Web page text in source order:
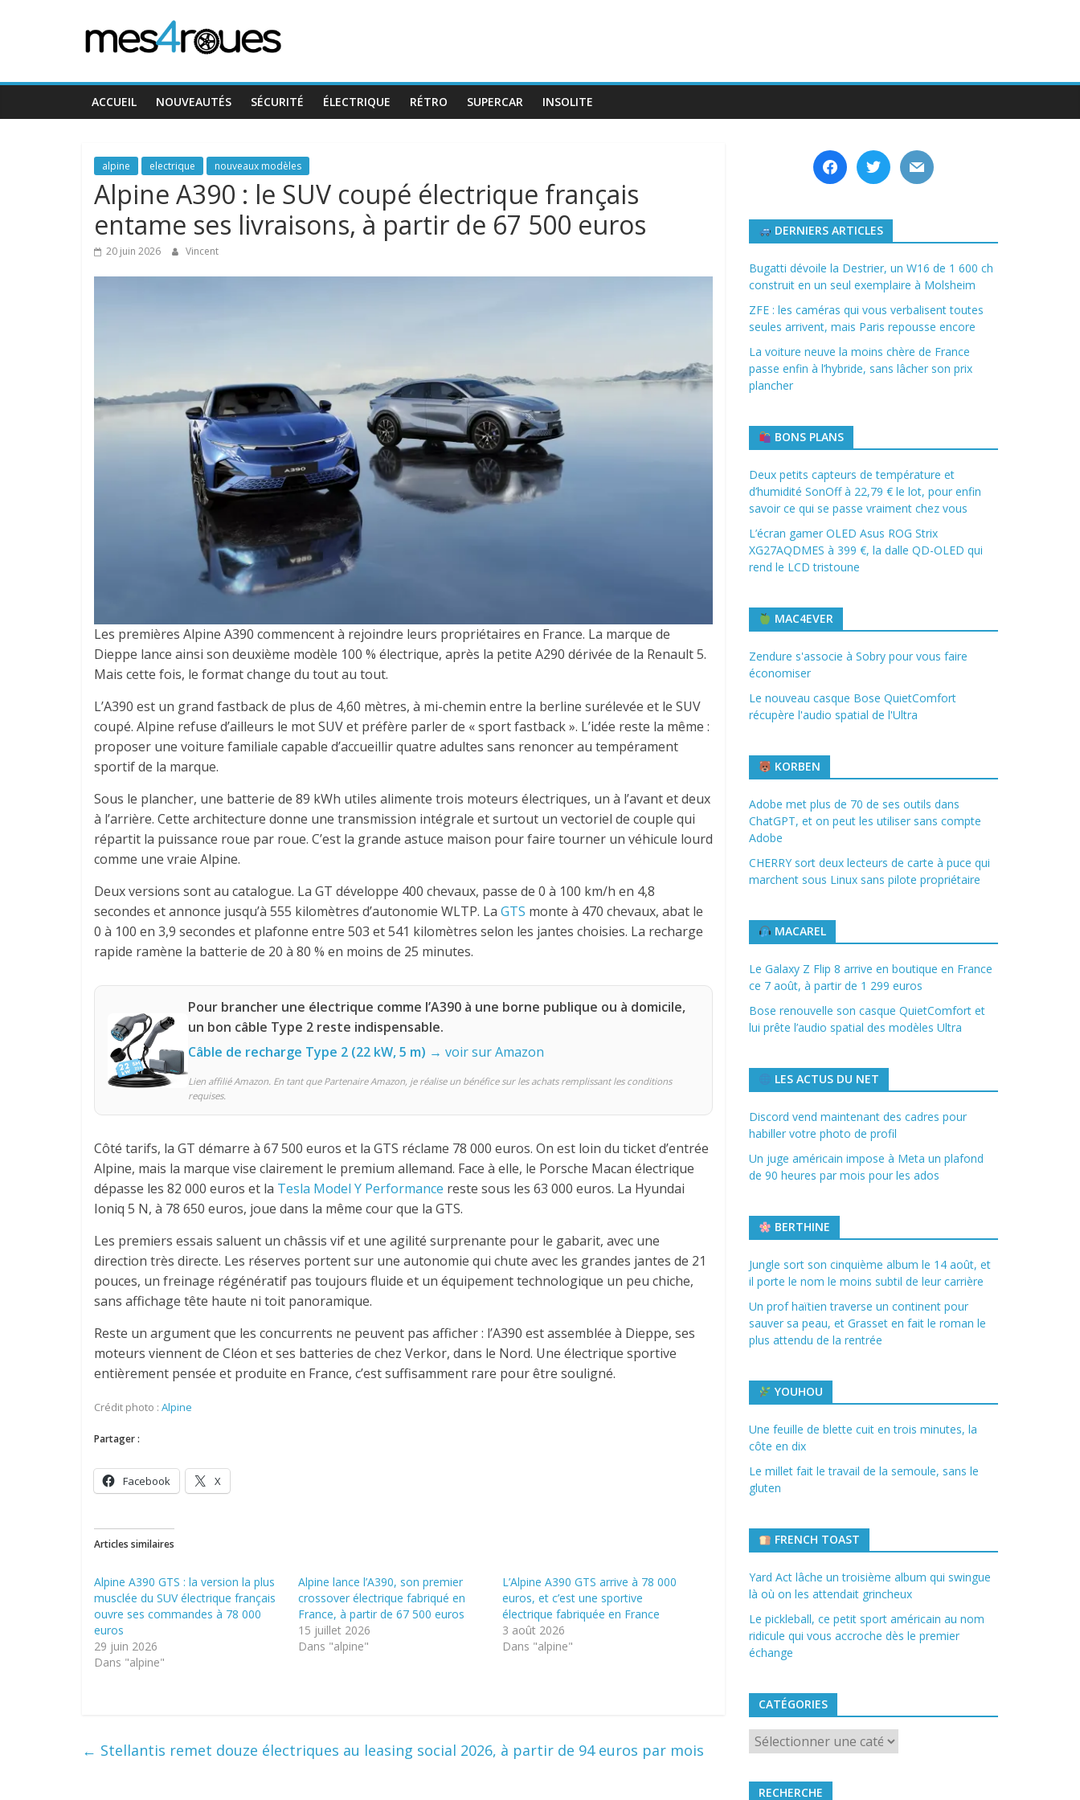
Mes4Roues
ACCUEIL NOUVEAUTÉS SÉCURITÉ ÉLECTRIQUE RÉTRO SUPERCAR INSOLITE
alpine electrique nouveaux modèles
Alpine A390 : le SUV coupé électrique français
entame ses livraisons, à partir de 67 500 euros
20 juin 2026 Vincent
Les premières Alpine A390 commencent à rejoindre leurs propriétaires en France. La marque de
Dieppe lance ainsi son deuxième modèle 100 % électrique, après la petite A290 dérivée de la Renault 5.
Mais cette fois, le format change du tout au tout.
L’A390 est un grand fastback de plus de 4,60 mètres, à mi-chemin entre la berline surélevée et le SUV
coupé. Alpine refuse d’ailleurs le mot SUV et préfère parler de « sport fastback ». L’idée reste la même :
proposer une voiture familiale capable d’accueillir quatre adultes sans renoncer au tempérament
sportif de la marque.
Sous le plancher, une batterie de 89 kWh utiles alimente trois moteurs électriques, un à l’avant et deux
à l’arrière. Cette architecture donne une transmission intégrale et surtout un vectoriel de couple qui
répartit la puissance roue par roue. C’est la grande astuce maison pour faire tourner un véhicule lourd
comme une vraie Alpine.
Deux versions sont au catalogue. La GT développe 400 chevaux, passe de 0 à 100 km/h en 4,8
secondes et annonce jusqu’à 555 kilomètres d’autonomie WLTP. La GTS monte à 470 chevaux, abat le
0 à 100 en 3,9 secondes et plafonne entre 503 et 541 kilomètres selon les jantes choisies. La recharge
rapide ramène la batterie de 20 à 80 % en moins de 25 minutes.
Pour brancher une électrique comme l’A390 à une borne publique ou à domicile,
un bon câble Type 2 reste indispensable.
Câble de recharge Type 2 (22 kW, 5 m) → voir sur Amazon
Lien affilié Amazon. En tant que Partenaire Amazon, je réalise un bénéfice sur les achats remplissant les conditions
requises.
Côté tarifs, la GT démarre à 67 500 euros et la GTS réclame 78 000 euros. On est loin du ticket d’entrée
Alpine, mais la marque vise clairement le premium allemand. Face à elle, le Porsche Macan électrique
dépasse les 82 000 euros et la Tesla Model Y Performance reste sous les 63 000 euros. La Hyundai
Ioniq 5 N, à 78 650 euros, joue dans la même cour que la GTS.
Les premiers essais saluent un châssis vif et une agilité surprenante pour le gabarit, avec une
direction très directe. Les réserves portent sur une autonomie qui chute avec les grandes jantes de 21
pouces, un freinage régénératif pas toujours fluide et un équipement technologique un peu chiche,
sans affichage tête haute ni toit panoramique.
Reste un argument que les concurrents ne peuvent pas afficher : l’A390 est assemblée à Dieppe, ses
moteurs viennent de Cléon et ses batteries de chez Verkor, dans le Nord. Une électrique sportive
entièrement pensée et produite en France, c’est suffisamment rare pour être souligné.
Crédit photo : Alpine
Partager :
Facebook X
Articles similaires
Alpine A390 GTS : la version la plus
musclée du SUV électrique français
ouvre ses commandes à 78 000
euros
29 juin 2026
Dans "alpine"
Alpine lance l’A390, son premier
crossover électrique fabriqué en
France, à partir de 67 500 euros
15 juillet 2026
Dans "alpine"
L’Alpine A390 GTS arrive à 78 000
euros, et c’est une sportive
électrique fabriquée en France
3 août 2026
Dans "alpine"
← Stellantis remet douze électriques au leasing social 2026, à partir de 94 euros par mois
facebooktwitter mail
DERNIERS ARTICLES
Bugatti dévoile la Destrier, un W16 de 1 600 ch
construit en un seul exemplaire à Molsheim
ZFE : les caméras qui vous verbalisent toutes
seules arrivent, mais Paris repousse encore
La voiture neuve la moins chère de France
passe enfin à l’hybride, sans lâcher son prix
plancher
BONS PLANS
Deux petits capteurs de température et
d’humidité SonOff à 22,79 € le lot, pour enfin
savoir ce qui se passe vraiment chez vous
L’écran gamer OLED Asus ROG Strix
XG27AQDMES à 399 €, la dalle QD-OLED qui
rend le LCD tristoune
MAC4EVER
Zendure s'associe à Sobry pour vous faire
économiser
Le nouveau casque Bose QuietComfort
récupère l'audio spatial de l'Ultra
KORBEN
Adobe met plus de 70 de ses outils dans
ChatGPT, et on peut les utiliser sans compte
Adobe
CHERRY sort deux lecteurs de carte à puce qui
marchent sous Linux sans pilote propriétaire
MACAREL
Le Galaxy Z Flip 8 arrive en boutique en France
ce 7 août, à partir de 1 299 euros
Bose renouvelle son casque QuietComfort et
lui prête l’audio spatial des modèles Ultra
LES ACTUS DU NET
Discord vend maintenant des cadres pour
habiller votre photo de profil
Un juge américain impose à Meta un plafond
de 90 heures par mois pour les ados
BERTHINE
Jungle sort son cinquième album le 14 août, et
il porte le nom le moins subtil de leur carrière
Un prof haïtien traverse un continent pour
sauver sa peau, et Grasset en fait le roman le
plus attendu de la rentrée
YOUHOU
Une feuille de blette cuit en trois minutes, la
côte en dix
Le millet fait le travail de la semoule, sans le
gluten
FRENCH TOAST
Yard Act lâche un troisième album qui swingue
là où on les attendait grincheux
Le pickleball, ce petit sport américain au nom
ridicule qui vous accroche dès le premier
échange
CATÉGORIES
Catégories
RECHERCHE